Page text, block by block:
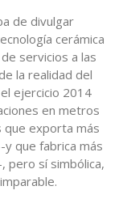
de divulgar
cerámica
servicios a las
la realidad del
ejercicio 2014
en metros
que exporta más
que fabrica más
pero sí simbólica,